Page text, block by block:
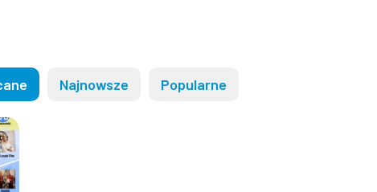
Najnowsze Popularne